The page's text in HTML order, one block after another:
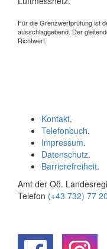
Für die Grenzwertprüfung ist
ausschlaggebend. Der
Richtwert.
Kontakt.
Telefonbuch.
Impressum.
Datenschutz.
Barrierefreiheit.
Amt der Oö.
Telefon (+43 732) 77